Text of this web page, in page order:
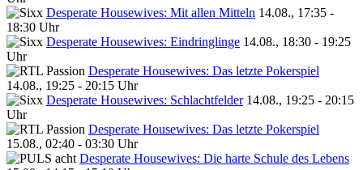
Desperate Housewives: Mit allen Mitteln 14.08., 17:35 -
18:30 Uhr
Desperate Housewives: Eindringlinge 14.08., 18:30 - 19:25
Uhr
Desperate Housewives: Das letzte Pokerspiel
14.08., 19:25 - 20:15 Uhr
Desperate Housewives: Schlachtfelder 14.08., 19:25 - 20:15
Uhr
Desperate Housewives: Das letzte Pokerspiel
15.08., 02:40 - 03:30 Uhr
Desperate Housewives: Die harte Schule des Lebens